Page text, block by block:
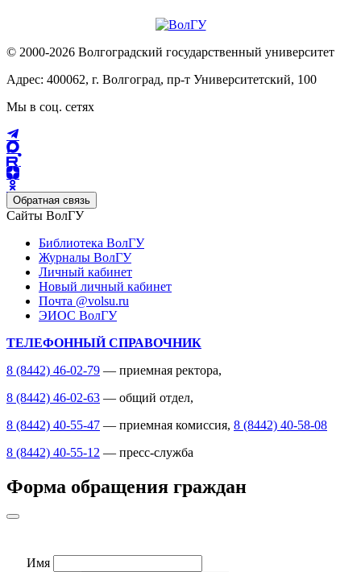
© 2000-2026 Волгоградский государственный университет
Адрес: 400062, г. Волгоград, пр-т Университетский, 100
Мы в соц. сетях
Обратная связь
Сайты ВолГУ
Библиотека ВолГУ
Журналы ВолГУ
Личный кабинет
Новый личный кабинет
Почта @volsu.ru
ЭИОС ВолГУ
ТЕЛЕФОННЫЙ СПРАВОЧНИК
8 (8442) 46-02-79 — приемная ректора,
8 (8442) 46-02-63 — общий отдел,
8 (8442) 40-55-47 — приемная комиссия, 8 (8442) 40-58-08
8 (8442) 40-55-12 — пресс-служба
Форма обращения граждан
Имя